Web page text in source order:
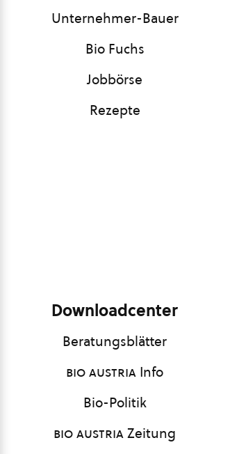
Unternehmer-Bauer
Bio Fuchs
Jobbörse
Rezepte
Downloadcenter
Beratungsblätter
bio austria Info
Bio-Politik
bio austriaZeitung